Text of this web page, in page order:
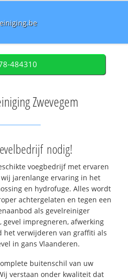
484310
Zwevegem
nodig!
voegbedrijf met ervaren
jarenlange ervaring in het
en hydrofuge. Alles wordt
achtergelaten en tegen een
als gevelreiniger
impregneren, afwerking
het verwijderen van graffiti als
in gans Vlaanderen.
buitenschil van uw
verstaan onder kwaliteit dat